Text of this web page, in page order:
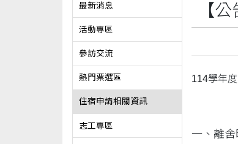
最新消息
活動專區
參訪交流
熱門票選區
住宿申請相關資訊
志工專區
【
114學年
一、離舍